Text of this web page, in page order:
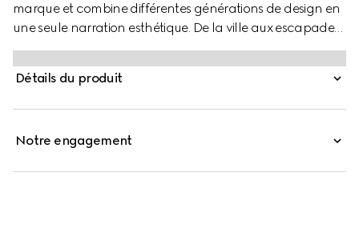
marque et combine différentes générations de design en
une seule narration esthétique. De la ville aux escapades
sous des climats chauds, le prêt-à-porter canalise
l'évasion urbaine à travers un prisme raffiné. Cette veste
zippée en cuir grainé est agrémentée de détails en cuir
Détails du produit
Notre engagement